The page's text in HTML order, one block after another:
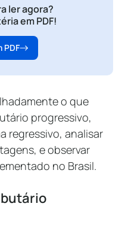
ler agora?
em PDF!
PDF
o que
progressivo,
regressivo, analisar
e observar
no Brasil.